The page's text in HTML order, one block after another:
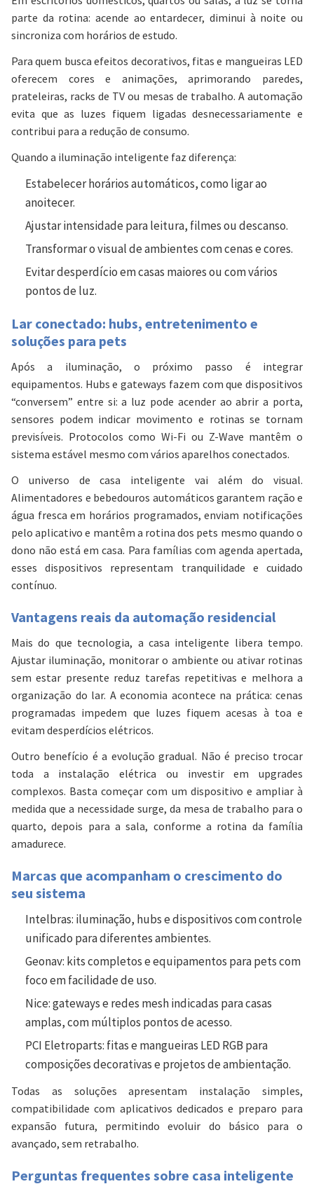
parte da rotina: acende ao entardecer, diminui à noite ou
sincroniza com horários de estudo.
Para quem busca efeitos decorativos, fitas e mangueiras LED
oferecem cores e animações, aprimorando paredes,
prateleiras, racks de TV ou mesas de trabalho. A automação
evita que as luzes fiquem ligadas desnecessariamente e
contribui para a redução de consumo.
Quando a iluminação inteligente faz diferença:
Estabelecer horários automáticos, como ligar ao
anoitecer.
Ajustar intensidade para leitura, filmes ou descanso.
Transformar o visual de ambientes com cenas e cores.
Evitar desperdício em casas maiores ou com vários
pontos de luz.
Lar conectado: hubs, entretenimento e
soluções para pets
Após a iluminação, o próximo passo é integrar
equipamentos. Hubs e gateways fazem com que dispositivos
“conversem” entre si: a luz pode acender ao abrir a porta,
sensores podem indicar movimento e rotinas se tornam
previsíveis. Protocolos como Wi-Fi ou Z-Wave mantêm o
sistema estável mesmo com vários aparelhos conectados.
O universo de casa inteligente vai além do visual.
Alimentadores e bebedouros automáticos garantem ração e
água fresca em horários programados, enviam notificações
pelo aplicativo e mantêm a rotina dos pets mesmo quando o
dono não está em casa. Para famílias com agenda apertada,
esses dispositivos representam tranquilidade e cuidado
contínuo.
Vantagens reais da automação residencial
Mais do que tecnologia, a casa inteligente libera tempo.
Ajustar iluminação, monitorar o ambiente ou ativar rotinas
sem estar presente reduz tarefas repetitivas e melhora a
organização do lar. A economia acontece na prática: cenas
programadas impedem que luzes fiquem acesas à toa e
evitam desperdícios elétricos.
Outro benefício é a evolução gradual. Não é preciso trocar
toda a instalação elétrica ou investir em upgrades
complexos. Basta começar com um dispositivo e ampliar à
medida que a necessidade surge, da mesa de trabalho para o
quarto, depois para a sala, conforme a rotina da família
amadurece.
Marcas que acompanham o crescimento do
seu sistema
Intelbras: iluminação, hubs e dispositivos com controle
unificado para diferentes ambientes.
Geonav: kits completos e equipamentos para pets com
foco em facilidade de uso.
Nice:gateways e redes mesh indicadas para casas
amplas, com múltiplos pontos de acesso.
PCI Eletroparts: fitas e mangueiras LED RGB para
composições decorativas e projetos de ambientação.
Todas as soluções apresentam instalação simples,
compatibilidade com aplicativos dedicados e preparo para
expansão futura, permitindo evoluir do básico para o
avançado, sem retrabalho.
Perguntas frequentes sobre casa inteligente